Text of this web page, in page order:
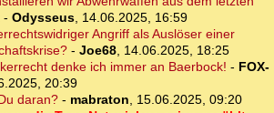
- Odysseus, 14.06.2025, 16:59
Angriff als Auslöser einer
- Joe68, 14.06.2025, 18:25
denke ich immer an Baerbock! - FOX-
20:39
daran?- mabraton, 15.06.2025, 09:20